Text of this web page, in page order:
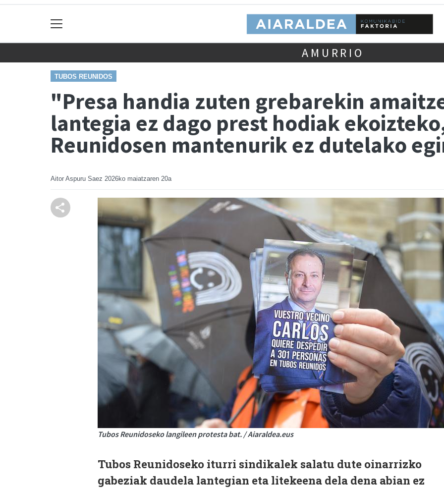
AMURRIO
TUBOS REUNIDOS
"Presa handia zuten grebarekin
lantegia ez dago prest hodiak
Reunidosen mantenurik ez dutelako
Aitor Aspuru Saez 2026ko maiatzaren 20a
Tubos Reunidoseko langileen protesta bat. / Aiaraldea.eus
Tubos Reunidoseko iturri sindikalek salatu dute oinarrizko
gabeziak daudela lantegian eta litekeena dela dena abian ez